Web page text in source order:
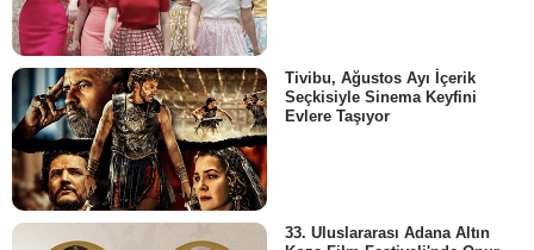
Tivibu, Ağustos Ayı İçerik
Seçkisiyle Sinema Keyfini
Evlere Taşıyor
33. Uluslararası Adana Altın